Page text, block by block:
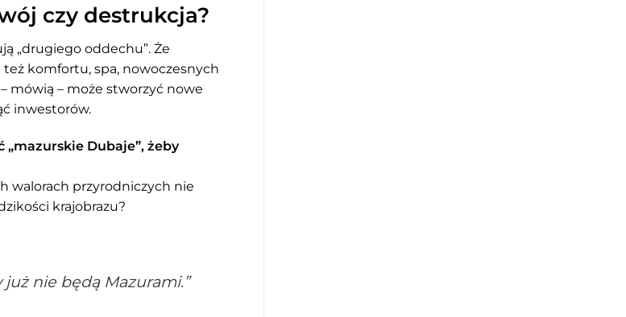
czy destrukcja?
„drugiego oddechu”. Że
też komfortu, spa, nowoczesnych
mówią – może stworzyć nowe
inwestorów.
Dubaje”, żeby
walorach przyrodniczych nie
krajobrazu?
nie będą Mazurami.”